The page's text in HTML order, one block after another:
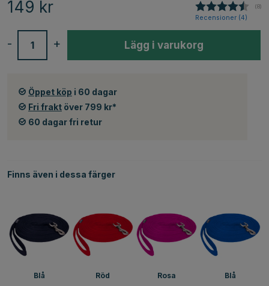
149 kr (8)
Recensioner (4)
+
- Lägg i varukorg
Öppet köp i 60 dagar
Fri frakt över 799 kr*
60 dagar fri retur
Finns även i dessa färger
Blå Röd Rosa Blå